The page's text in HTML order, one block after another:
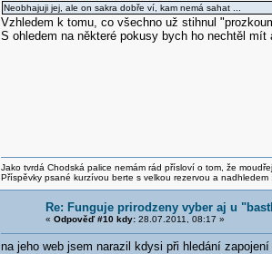
Neobhajuji jej, ale on sakra dobře ví, kam nemá sahat ...
Vzhledem k tomu, co všechno už stihnul
S ohledem na některé pokusy bych ho nechtěl
Jako tvrdá Chodská palice nemám rád přísloví o tom, že
Příspěvky psané kurzívou berte s velkou rezervou a nadhledem
Re: Funguje prirodzeny vyber aj u
« Odpověď #10 kdy:28.07.2011, 08:17 »
na jeho web jsem narazil kdysi při hledání